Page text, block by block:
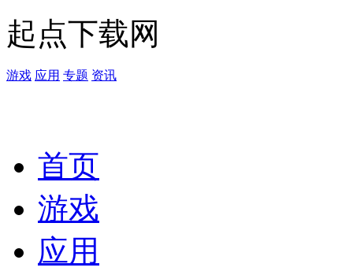
起点下载网
游戏 应用 专题 资讯
首页
游戏
应用